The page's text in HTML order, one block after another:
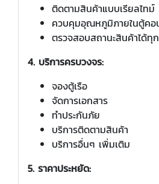
ติดตามสินค้าแบบเรียลไทม์
ควบคุมอุณหภูมิภายในตู้คอ
ตรวจสอบสถานะสินค้าได้ทุ
4. บริการครบวงจร:
จองตู้เรือ
จัดการเอกสาร
ทำประกันภัย
บริการติดตามสินค้า
บริการอื่นๆ เพิ่มเติม
5. ราคาประหยัด: